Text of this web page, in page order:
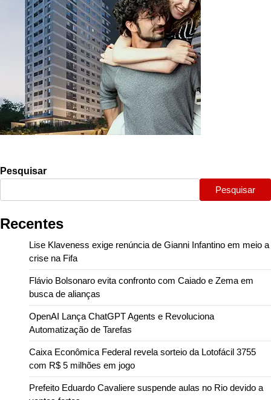
Pesquisar
Pesquisar
Recentes
Lise Klaveness exige renúncia de Gianni Infantino em meio a
crise na Fifa
Flávio Bolsonaro evita confronto com Caiado e Zema em
busca de alianças
OpenAI Lança ChatGPT Agents e Revoluciona
Automatização de Tarefas
Caixa Econômica Federal revela sorteio da Lotofácil 3755
com R$ 5 milhões em jogo
Prefeito Eduardo Cavaliere suspende aulas no Rio devido a